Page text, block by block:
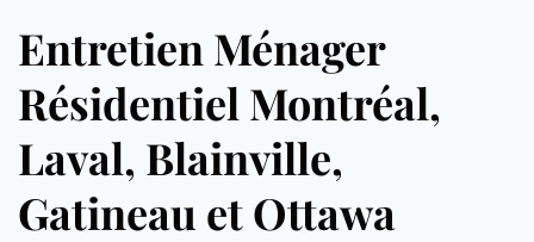
Entretien Ménager
Résidentiel Montréal,
Laval, Blainville,
Gatineau et Ottawa